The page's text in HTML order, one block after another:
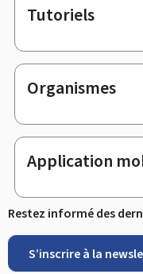
Tutoriels
Organismes
Application
Restez informé des
S’inscrire à la